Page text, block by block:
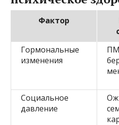
Фактор
Гормональные
изменения
Социальное
давление